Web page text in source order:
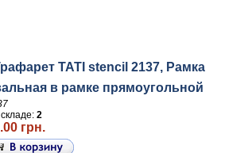
TATI stencil 2137, Рамка
в рамке прямоугольной
2
грн.